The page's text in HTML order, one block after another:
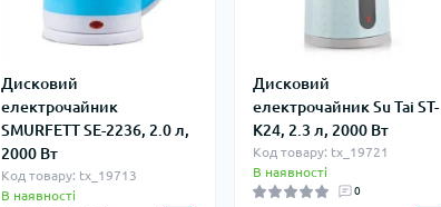
Дисковий
електрочайник
SMURFETT SE-2236, 2.0 л,
2000 Вт
Код товару: tx_19713
В наявності
Дисковий
електрочайник Su Tai ST-
K24, 2.3 л, 2000 Вт
Код товару: tx_19721
В наявності
0